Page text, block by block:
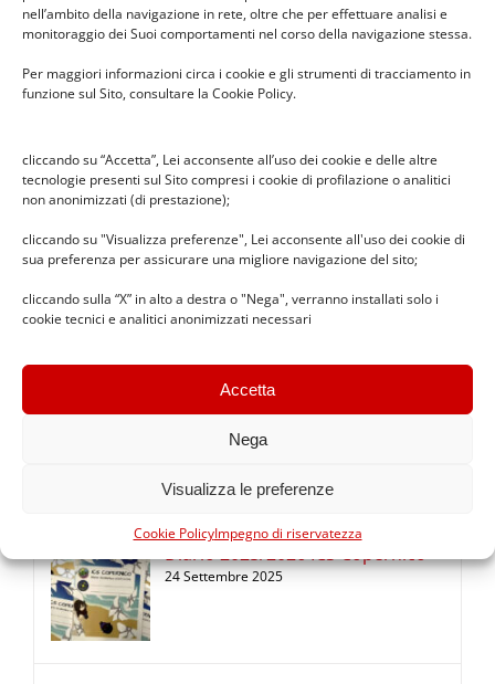
nell’ambito della navigazione in rete, oltre che per effettuare analisi e
monitoraggio dei Suoi comportamenti nel corso della navigazione stessa.
Per maggiori informazioni circa i cookie e gli strumenti di tracciamento in
funzione sul Sito, consultare la Cookie Policy.
cliccando su “Accetta”, Lei acconsente all’uso dei cookie e delle altre
tecnologie presenti sul Sito compresi i cookie di profilazione o analitici
non anonimizzati (di prestazione);
cliccando su "Visualizza preferenze", Lei acconsente all'uso dei cookie di
sua preferenza per assicurare una migliore navigazione del sito;
cliccando sulla “X” in alto a destra o "Nega", verranno installati solo i
cookie tecnici e analitici anonimizzati necessari
Accetta
Nega
Visualizza le preferenze
Cookie PolicyImpegno di riservatezza
News recenti
Il pesciolino dei desideri –
spettacolo in Infanzia Cabassina
26 Febbraio 2026
Premio Benedetta Frugone 2025
14 Dicembre 2025
Diario 2025/2026 ICS Copernico
24 Settembre 2025